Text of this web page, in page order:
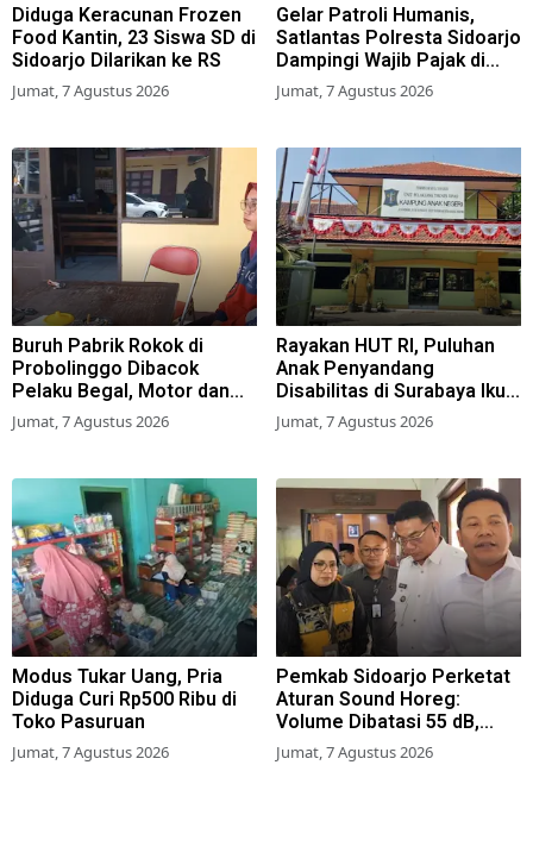
Diduga Keracunan Frozen
Food Kantin, 23 Siswa SD di
Sidoarjo Dilarikan ke RS
Jumat, 7 Agustus 2026
Gelar Patroli Humanis,
Satlantas Polresta Sidoarjo
Dampingi Wajib Pajak di
Samsat
Jumat, 7 Agustus 2026
Buruh Pabrik Rokok di
Probolinggo Dibacok
Pelaku Begal, Motor dan
Tas Amblas
Jumat, 7 Agustus 2026
Rayakan HUT RI, Puluhan
Anak Penyandang
Disabilitas di Surabaya Ikuti
Beragam Lomba
Jumat, 7 Agustus 2026
Modus Tukar Uang, Pria
Diduga Curi Rp500 Ribu di
Toko Pasuruan
Jumat, 7 Agustus 2026
Pemkab Sidoarjo Perketat
Aturan Sound Horeg:
Volume Dibatasi 55 dB,
Wajib Kantongi Izin
Jumat, 7 Agustus 2026